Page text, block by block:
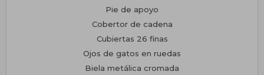
Pie de apoyo
Cobertor de cadena
Cubiertas 26 finas
Ojos de gatos en ruedas
Biela metálica cromada